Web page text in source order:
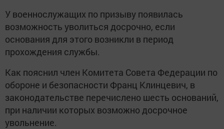
У военнослужащих по призыву появилась
возможность уволиться досрочно, если
основания для этого возникли в период
прохождения службы.
Как пояснил член Комитета Совета Федерации по
обороне и безопасности Франц Клинцевич, в
законодательстве перечислено шесть оснований,
при наличии которых возможно досрочное
увольнение.